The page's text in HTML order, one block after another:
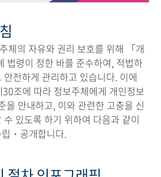
체의 자유와 권리 보호를 위해 「개
법령이 정한 바를 준수하여, 적법하
전하게 관리하고 있습니다. 이에
30조에 따라 정보주체에게 개인정보
을 안내하고, 이와 관련한 고충을 신
있도록 하기 위하여 다음과 같이
・공개합니다.